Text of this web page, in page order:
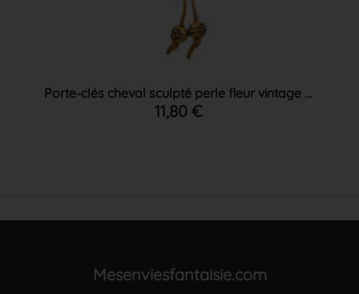
Porte-clés cheval sculpté perle fleur vintage ...
11,80 €
Mesenviesfantaisie.com